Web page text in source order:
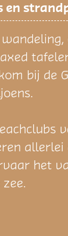
en
bij de
het